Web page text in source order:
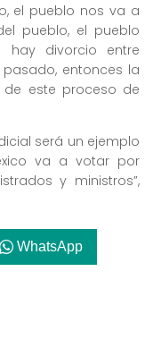
el pueblo nos va a
pueblo, el pueblo
divorcio entre
entonces la
de este proceso de
será un ejemplo
va a votar por
y ministros”,
WhatsApp